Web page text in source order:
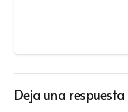
Deja una respuesta